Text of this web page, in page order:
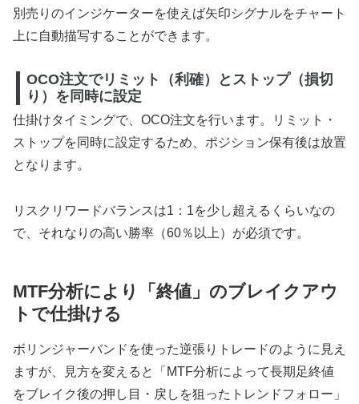
別売りのインジケーターを使えば矢印シグナルをチャート
上に自動描写することができます。
OCO注文でリミット（利確）とストップ（損切
り）を同時に設定
仕掛けタイミングで、OCO注文を行います。リミット・
ストップを同時に設定するため、ポジション保有後は放置
となります。
リスクリワードバランスは1：1を少し超えるくらいなの
で、それなりの高い勝率（60％以上）が必須です。
MTF分析により「終値」のブレイクアウ
トで仕掛ける
ボリンジャーバンドを使った逆張りトレードのように見え
ますが、見方を変えると「MTF分析によって長期足終値
をブレイク後の押し目・戻しを狙ったトレンドフォロー」